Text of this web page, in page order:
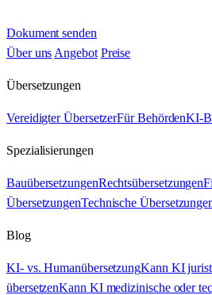
Dokument senden
Über uns Angebot Preise
Übersetzungen
Vereidigter ÜbersetzerFür BehördenKI-
Spezialisierungen
BauübersetzungenRechtsübersetzungen
ÜbersetzungenTechnische
Blog
KI- vs. HumanübersetzungKann KI
übersetzenKann KI medizinische oder